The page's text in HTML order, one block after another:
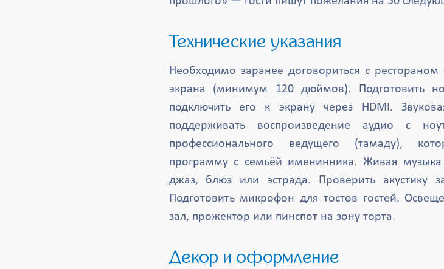
Технические указания
Необходимо заранее договориться с
экрана (минимум 120 дюймов). Подготовить
подключить его к экрану через HDMI.
поддерживать воспроизведение аудио с
профессионального ведущего (тамаду),
программу с семьёй именинника. Живая
джаз, блюз или эстрада. Проверить акустику
Подготовить микрофон для тостов гостей.
зал, прожектор или пинспот на зону торта.
Декор и оформление